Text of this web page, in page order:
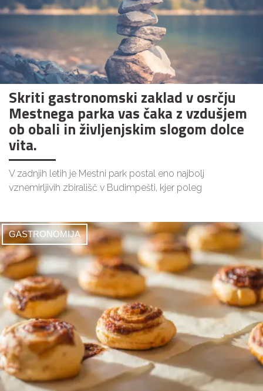
Skriti gastronomski zaklad v osrčju
Mestnega parka vas čaka z vzdušjem
ob obali in življenjskim slogom dolce
vita.
V zadnjih letih je Mestni park postal eno najbolj
vznemirljivih zbirališč v Budimpešti, kjer poleg
GASTRONOMIJA